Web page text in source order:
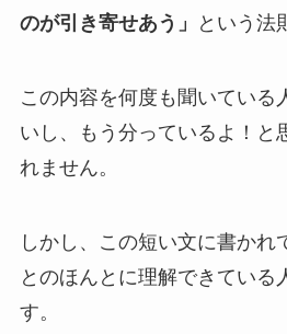
のが引き寄せあう」
という法
この内容を何度も聞いている
いし、もう分っているよ！と
れません。
しかし、この短い文に書かれ
とのほんとに理解できている
す。